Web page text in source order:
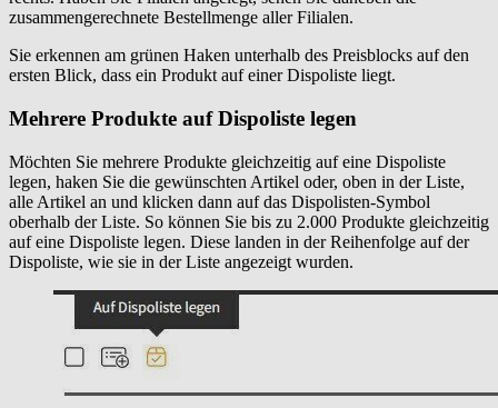
zusammengerechnete Bestellmenge aller Filialen.
Sie erkennen am grünen Haken unterhalb des Preisblocks auf den
ersten Blick, dass ein Produkt auf einer Dispoliste liegt.
Mehrere Produkte auf Dispoliste legen
Möchten Sie mehrere Produkte gleichzeitig auf eine Dispoliste
legen, haken Sie die gewünschten Artikel oder, oben in der Liste,
alle Artikel an und klicken dann auf das Dispolisten-Symbol
oberhalb der Liste. So können Sie bis zu 2.000 Produkte gleichzeitig
auf eine Dispoliste legen. Diese landen in der Reihenfolge auf der
Dispoliste, wie sie in der Liste angezeigt wurden.